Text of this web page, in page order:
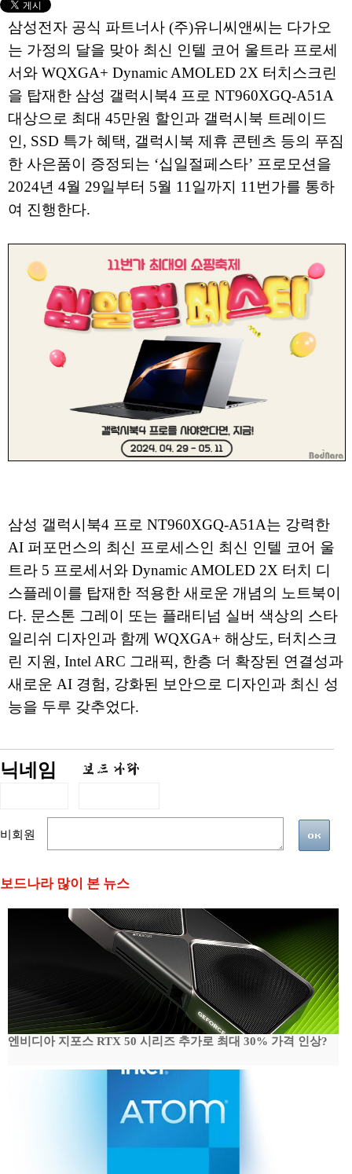
삼성전자 공식 파트너사 (주)유니씨앤씨는 다가오
는 가정의 달을 맞아 최신 인텔 코어 울트라 프로세
서와 WQXGA+ Dynamic AMOLED 2X 터치스크린
을 탑재한 삼성 갤럭시북4 프로 NT960XGQ-A51A
대상으로 최대 45만원 할인과 갤럭시북 트레이드
인, SSD 특가 혜택, 갤럭시북 제휴 콘텐츠 등의 푸짐
한 사은품이 증정되는 ‘십일절페스타’ 프로모션을
2024년 4월 29일부터 5월 11일까지 11번가를 통하
여 진행한다.
삼성 갤럭시북4 프로 NT960XGQ-A51A는 강력한
AI 퍼포먼스의 최신 프로세스인 최신 인텔 코어 울
트라 5 프로세서와 Dynamic AMOLED 2X 터치 디
스플레이를 탑재한 적용한 새로운 개념의 노트북이
다. 문스톤 그레이 또는 플래티넘 실버 색상의 스타
일리쉬 디자인과 함께 WQXGA+ 해상도, 터치스크
린 지원, Intel ARC 그래픽, 한층 더 확장된 연결성과
새로운 AI 경험, 강화된 보안으로 디자인과 최신 성
능을 두루 갖추었다.
닉네임
비회원
보드나라 많이 본 뉴스
엔비디아 지포스 RTX 50 시리즈 추가로 최대 30% 가격 인상?